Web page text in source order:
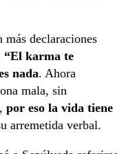
más declaraciones
“El karma te
nada. Ahora
mala, sin
por eso la vida tiene
arremetida verbal.